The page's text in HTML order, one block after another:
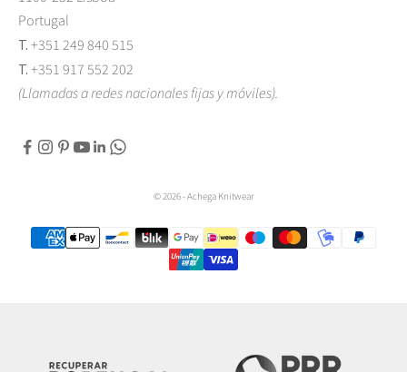
Portugal
T. +351 249 840 515
T. +351 917 552 202
(Llamadas a redes nacionales fijas y móviles).
© 2026 - Achega Knitwear